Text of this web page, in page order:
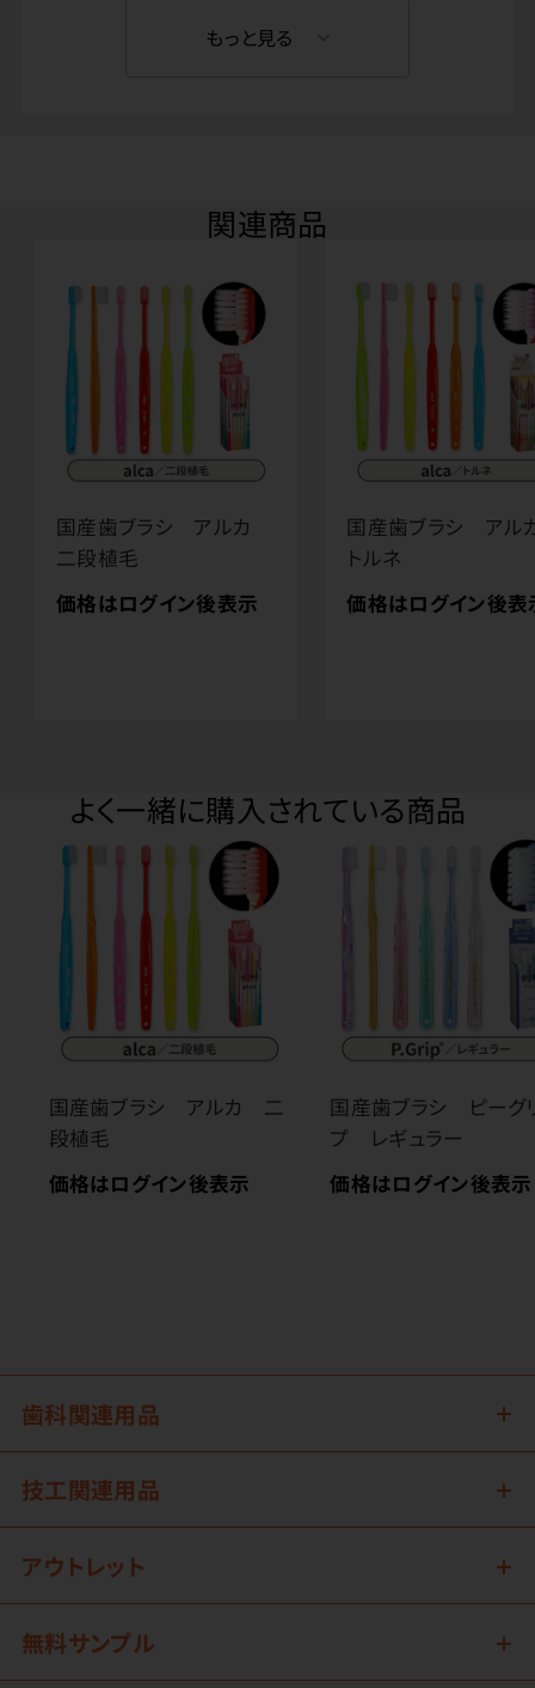
もっと見る
関連商品
国産歯ブラシ アルカ
二段植毛
価格はログイン後表示
国産歯ブラシ ア
トルネ
価格はログイン後表
よく一緒に購入されている商品
国産歯ブラシ アルカ 二
段植毛
価格はログイン後表示
国産歯ブラシ ピーグ
プ レギュラー
価格はログイン後表示
歯科関連用品
技工関連用品
アウトレット
無料サンプル